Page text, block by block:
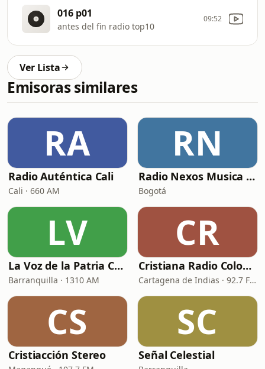
016 p01
antes del fin radio top10
09:52
Ver Lista
Emisoras similares
RA
Radio Auténtica Cali
Cali · 660 AM
RN
Radio Nexos Musica Cristiana (Iglesia De Jesucristo)
Bogotá
LV
La Voz de la Patria Celestial
Barranquilla · 1310 AM
CR
Cristiana Radio Colombia
Cartagena de Indias · 92.7 FM
CS
Cristiacción Stereo
SC
Señal Celestial